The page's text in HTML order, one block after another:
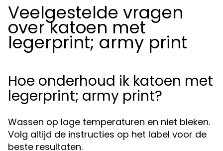
Veelgestelde vragen
over katoen met
legerprint; army print
Hoe onderhoud ik katoen met
legerprint; army print?
Wassen op lage temperaturen en niet bleken.
Volg altijd de instructies op het label voor de
beste resultaten.